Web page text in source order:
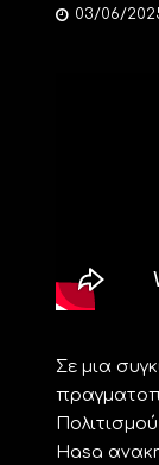
03/06/
Σε μια
Hasa